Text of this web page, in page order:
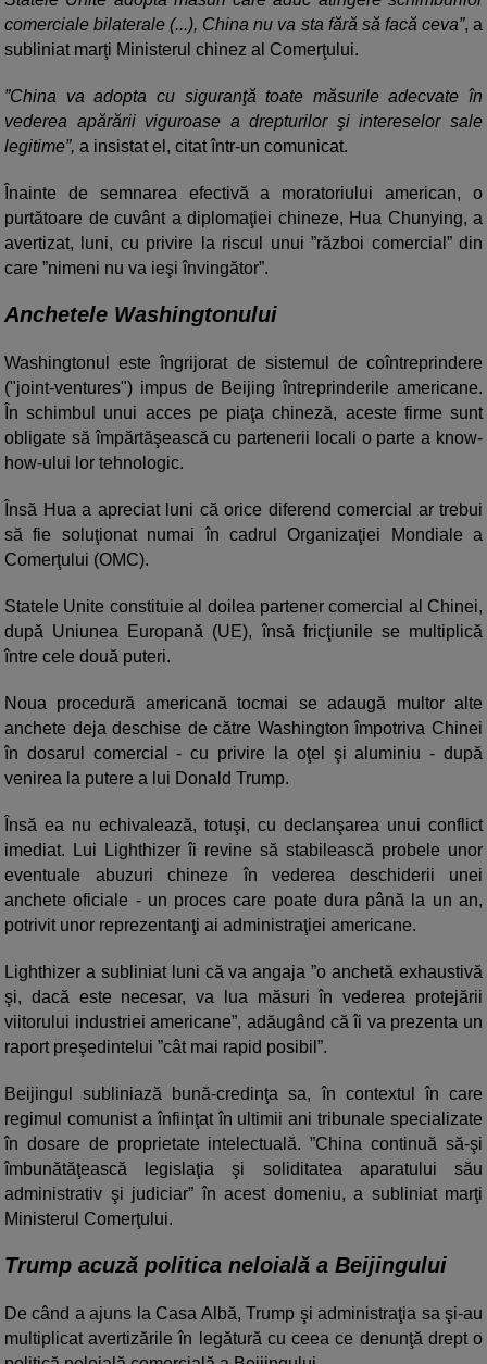
comerciale bilaterale (...), China nu va sta fără să facă ceva”, a
subliniat marţi Ministerul chinez al Comerţului.
”China va adopta cu siguranţă toate măsurile adecvate în
vederea apărării viguroase a drepturilor şi intereselor sale
legitime”, a insistat el, citat într-un comunicat.
Înainte de semnarea efectivă a moratoriului american, o
purtătoare de cuvânt a diplomaţiei chineze, Hua Chunying, a
avertizat, luni, cu privire la riscul unui ”război comercial” din
care ”nimeni nu va ieşi învingător”.
Anchetele Washingtonului
Washingtonul este îngrijorat de sistemul de coîntreprindere
("joint-ventures") impus de Beijing întreprinderile americane.
În schimbul unui acces pe piaţa chineză, aceste firme sunt
obligate să împărtăşească cu partenerii locali o parte a know-
how-ului lor tehnologic.
Însă Hua a apreciat luni că orice diferend comercial ar trebui
să fie soluţionat numai în cadrul Organizaţiei Mondiale a
Comerţului (OMC).
Statele Unite constituie al doilea partener comercial al Chinei,
după Uniunea Europană (UE), însă fricţiunile se multiplică
între cele două puteri.
Noua procedură americană tocmai se adaugă multor alte
anchete deja deschise de către Washington împotriva Chinei
în dosarul comercial - cu privire la oţel şi aluminiu - după
venirea la putere a lui Donald Trump.
Însă ea nu echivalează, totuşi, cu declanşarea unui conflict
imediat. Lui Lighthizer îi revine să stabilească probele unor
eventuale abuzuri chineze în vederea deschiderii unei
anchete oficiale - un proces care poate dura până la un an,
potrivit unor reprezentanţi ai administraţiei americane.
Lighthizer a subliniat luni că va angaja ”o anchetă exhaustivă
şi, dacă este necesar, va lua măsuri în vederea protejării
viitorului industriei americane”, adăugând că îi va prezenta un
raport preşedintelui ”cât mai rapid posibil”.
Beijingul subliniază bună-credinţa sa, în contextul în care
regimul comunist a înfiinţat în ultimii ani tribunale specializate
în dosare de proprietate intelectuală. ”China continuă să-şi
îmbunătăţească legislaţia şi soliditatea aparatului său
administrativ şi judiciar” în acest domeniu, a subliniat marţi
Ministerul Comerţului.
Trump acuză politica neloială a Beijingului
De când a ajuns la Casa Albă, Trump şi administraţia sa şi-au
multiplicat avertizările în legătură cu ceea ce denunţă drept o